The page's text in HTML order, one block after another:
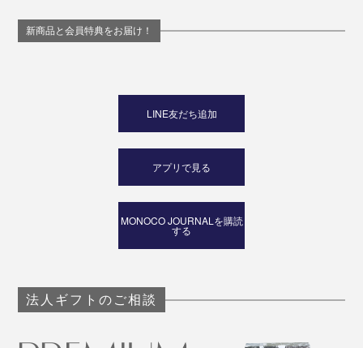
新商品と会員特典をお届け！
LINE友だち追加
アプリで見る
MONOCO JOURNALを購読
する
法人ギフトのご相談